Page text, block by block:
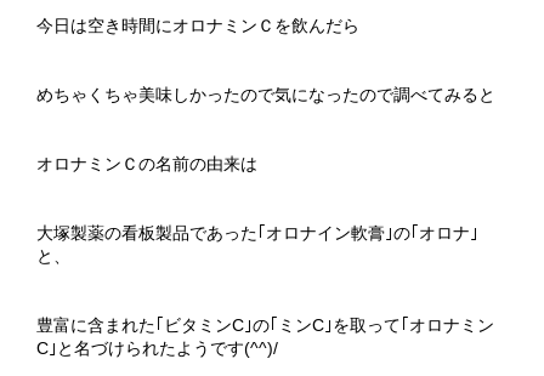
今日は空き時間にオロナミンＣを飲んだら
めちゃくちゃ美味しかったので気になったので調べてみると
オロナミンＣの名前の由来は
大塚製薬の看板製品であった｢オロナイン軟膏｣の｢オロナ｣
と、
豊富に含まれた｢ビタミンC｣の｢ミンC｣を取って｢オロナミン
C｣と名づけられたようです(^^)/